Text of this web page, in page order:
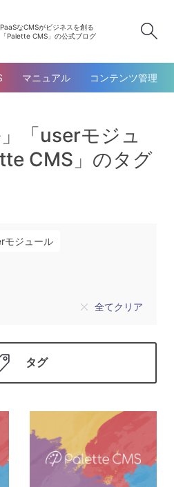
PaaSなCMSがビジネスを創る
「Palette CMS」の公式ブログ
マニュアル コンテンツ管理
「userモジュ
CMS」のタグ
モジュール
全てクリア
タグ